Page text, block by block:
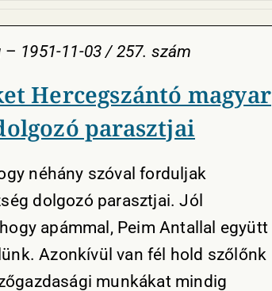
– 1951-11-03 / 257. szám
Hercegszántó magyar
parasztjai
néhány szóval forduljak
dolgozó parasztjai. Jól
apámmal, Peim Antallal együtt
Azonkívül van fél hold szőlőnk
munkákat mindig